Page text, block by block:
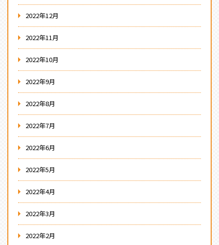
2022年12月
2022年11月
2022年10月
2022年9月
2022年8月
2022年7月
2022年6月
2022年5月
2022年4月
2022年3月
2022年2月